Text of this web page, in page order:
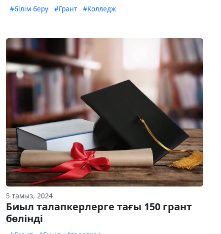
#білім беру #Грант #Колледж
5 тамыз, 2024
Биыл талапкерлерге тағы 150 грант
бөлінді